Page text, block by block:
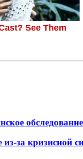
обследование
за кризисной